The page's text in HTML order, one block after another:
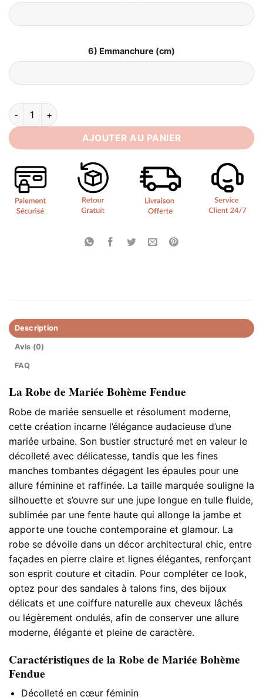
6) Emmanchure (cm)
quantité de Robe de Mariée Bohème Fendue
AJOUTER AU PANIER
Description
Avis (0)
FAQ
La Robe de Mariée Bohème Fendue
Robe de mariée sensuelle et résolument moderne,
cette création incarne l’élégance audacieuse d’une
mariée urbaine. Son bustier structuré met en valeur le
décolleté avec délicatesse, tandis que les fines
manches tombantes dégagent les épaules pour une
allure féminine et raffinée. La taille marquée souligne la
silhouette et s’ouvre sur une jupe longue en tulle fluide,
sublimée par une fente haute qui allonge la jambe et
apporte une touche contemporaine et glamour. La
robe se dévoile dans un décor architectural chic, entre
façades en pierre claire et lignes élégantes, renforçant
son esprit couture et citadin. Pour compléter ce look,
optez pour des sandales à talons fins, des bijoux
délicats et une coiffure naturelle aux cheveux lâchés
ou légèrement ondulés, afin de conserver une allure
moderne, élégante et pleine de caractère.
Caractéristiques de la Robe de Mariée Bohème
Fendue
Décolleté en cœur féminin